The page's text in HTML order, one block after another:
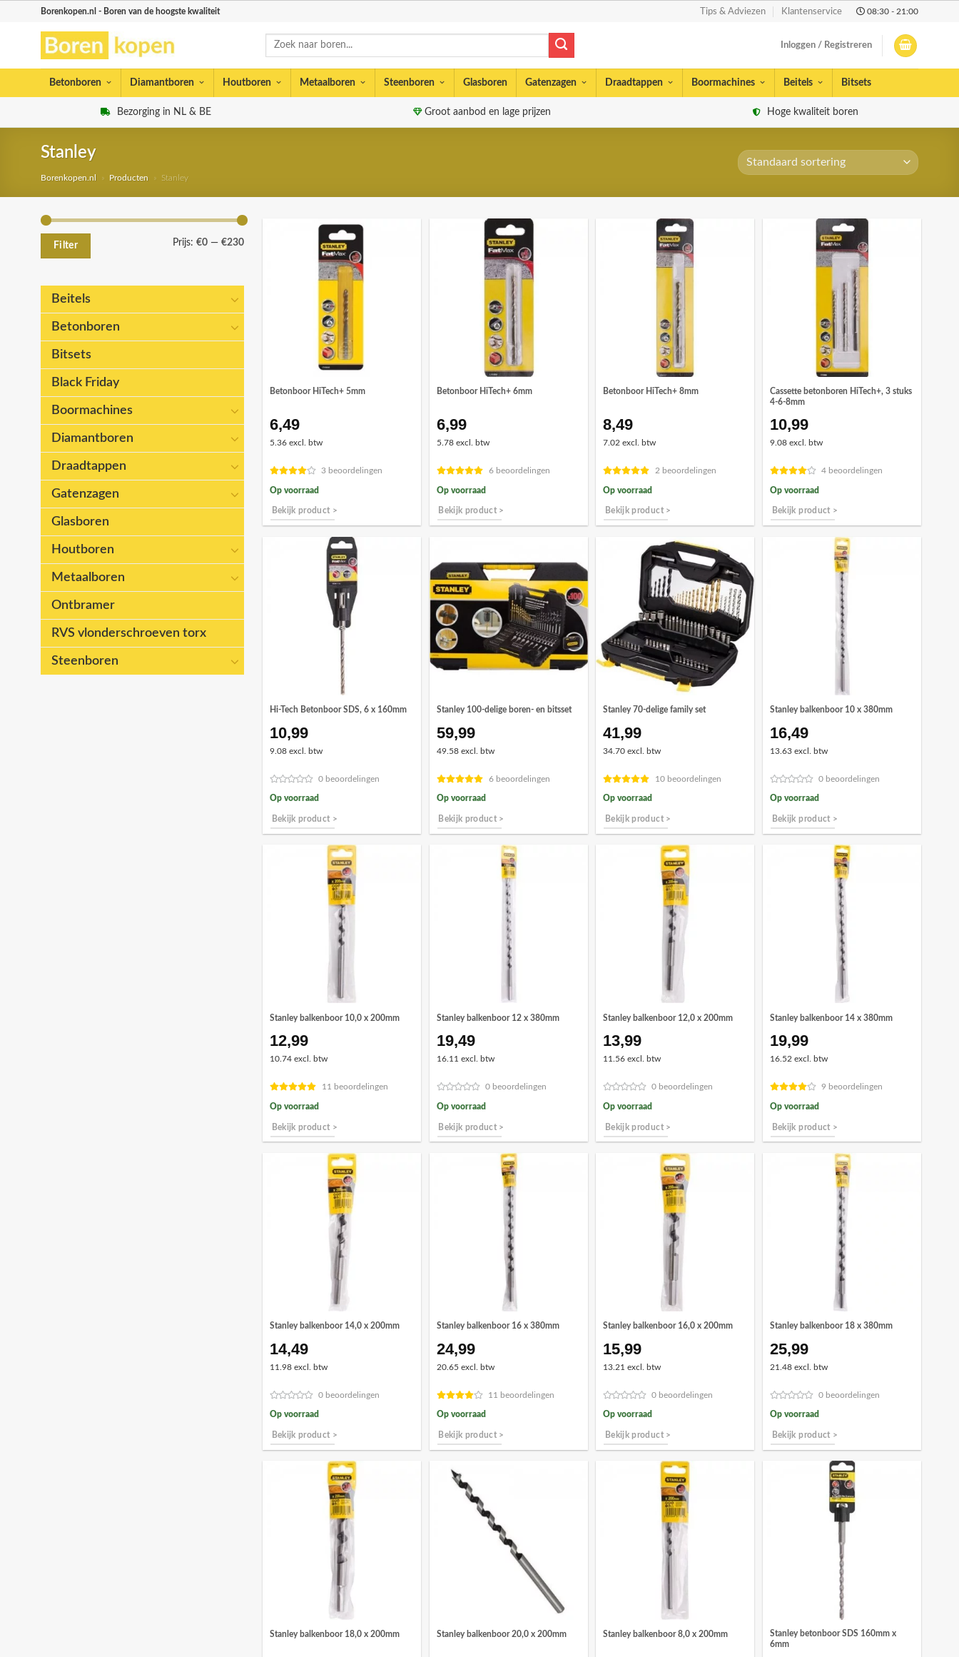
Borenkopen.nl - Boren van de hoogste kwaliteit Tips & Adviezen Klantenservice 08:30 - 21:00
Zoeken
Inloggen / Registreren
Betonboren Diamantboren Houtboren Metaalboren Steenboren Glasboren Gatenzagen Draadtappen Boormachines Beitels Bitsets
Bezorging in NL & BE Groot aanbod en lage prijzen Hoge kwaliteit boren
Stanley
Borenkopen.nl » Producten » Stanley
prijs
prijsFilter Prijs: €0 — €230
Beitels
Betonboren
Bitsets
Black Friday
Boormachines
Diamantboren
Draadtappen
Gatenzagen
Glasboren
Houtboren
Metaalboren
Ontbramer
RVS vlonderschroeven torx
Steenboren
Betonboor HiTech+ 5mm
6,49
5.36 excl. btw
3 beoordelingen
Op voorraad
Bekijk product >
Betonboor HiTech+ 6mm
6,99
5.78 excl. btw
6 beoordelingen
Op voorraad
Bekijk product >
Betonboor HiTech+ 8mm
8,49
7.02 excl. btw
2 beoordelingen
Op voorraad
Bekijk product >
Cassette betonboren HiTech+, 3 stuks
4-6-8mm
10,99
9.08 excl. btw
4 beoordelingen
Op voorraad
Bekijk product >
Hi-Tech Betonboor SDS, 6 x 160mm
10,99
9.08 excl. btw
0 beoordelingen
Op voorraad
Bekijk product >
Stanley 100-delige boren- en bitsset
59,99
49.58 excl. btw
6 beoordelingen
Op voorraad
Bekijk product >
Stanley 70-delige family set
41,99
34.70 excl. btw
10 beoordelingen
Op voorraad
Bekijk product >
Stanley balkenboor 10 x 380mm
16,49
13.63 excl. btw
0 beoordelingen
Op voorraad
Bekijk product >
Stanley balkenboor 10,0 x 200mm
12,99
10.74 excl. btw
11 beoordelingen
Op voorraad
Bekijk product >
Stanley balkenboor 12 x 380mm
19,49
16.11 excl. btw
0 beoordelingen
Op voorraad
Bekijk product >
Stanley balkenboor 12,0 x 200mm
13,99
11.56 excl. btw
0 beoordelingen
Op voorraad
Bekijk product >
Stanley balkenboor 14 x 380mm
19,99
16.52 excl. btw
9 beoordelingen
Op voorraad
Bekijk product >
Stanley balkenboor 14,0 x 200mm
14,49
11.98 excl. btw
0 beoordelingen
Op voorraad
Bekijk product >
Stanley balkenboor 16 x 380mm
24,99
20.65 excl. btw
11 beoordelingen
Op voorraad
Bekijk product >
Stanley balkenboor 16,0 x 200mm
15,99
13.21 excl. btw
0 beoordelingen
Op voorraad
Bekijk product >
Stanley balkenboor 18 x 380mm
25,99
21.48 excl. btw
0 beoordelingen
Op voorraad
Bekijk product >
Stanley balkenboor 18,0 x 200mm Stanley balkenboor 20,0 x 200mm Stanley balkenboor 8,0 x 200mm
Stanley betonboor SDS 160mm x
6mm